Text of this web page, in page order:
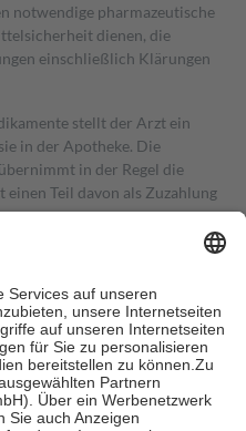
notwendige pharmazeutische
dienen, die
einschließlich Klärungen
stellt der Arzt ein
in der Apotheke. Die
in der Regel die
Teil davon als Zuzahlung
in Höhe von zehn
nie mehr als die tatsächlichen
für Online-Apotheken.
beträgt die
sowie zehn Euro je
für ihre eigene Gesundheit zu